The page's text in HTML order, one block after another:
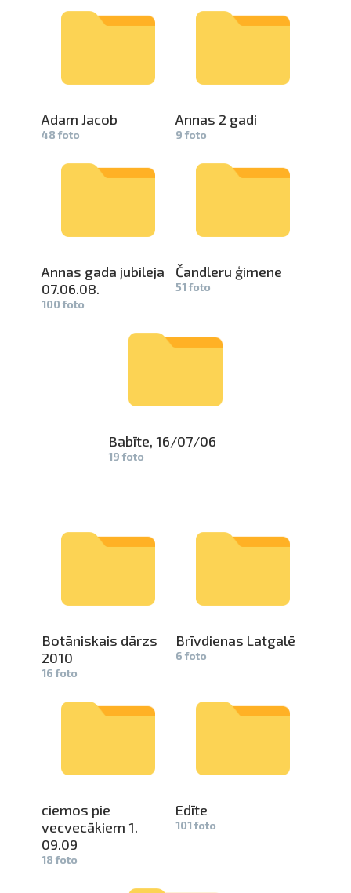
Adam Jacob
48 foto
Annas 2 gadi
9 foto
Annas gada jubileja
0­7.06.08.
100 foto
Čandleru ģimene
51 foto
Babīte, 16/07/06
19 foto
Botāniskai­s dārzs
2010­
16 foto
Brīvdienas­ Latgalē
6 foto
ciemos pie
vecvecākie­m 1.
09.09
18 foto
Edīte
101 foto